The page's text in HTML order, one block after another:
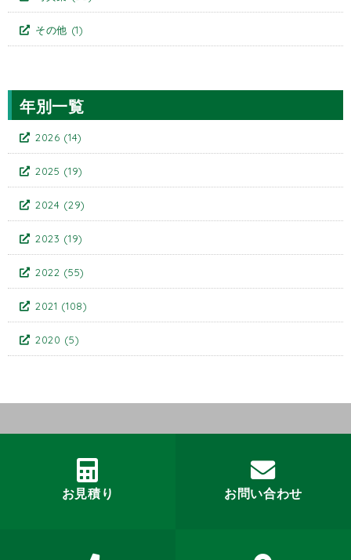
その他 (1)
年別一覧
2026 (14)
2025 (19)
2024 (29)
2023 (19)
2022 (55)
2021 (108)
2020 (5)
お見積り お問い合わせ